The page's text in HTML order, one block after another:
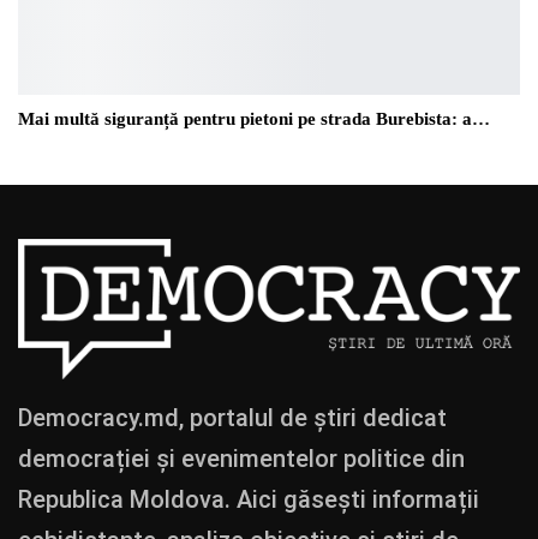
Mai multă siguranță pentru pietoni pe strada Burebista: a…
Democracy.md, portalul de știri dedicat
democrației și evenimentelor politice din
Republica Moldova. Aici găsești informații